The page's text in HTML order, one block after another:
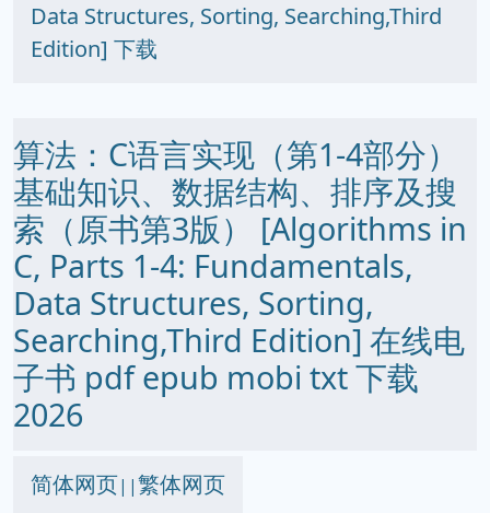
Data Structures, Sorting, Searching,Third
Edition] 下载
算法：C语言实现（第1-4部分）
基础知识、数据结构、排序及搜
索（原书第3版） [Algorithms in
C, Parts 1-4: Fundamentals,
Data Structures, Sorting,
Searching,Third Edition] 在线电
子书 pdf epub mobi txt 下载
2026
简体网页||繁体网页